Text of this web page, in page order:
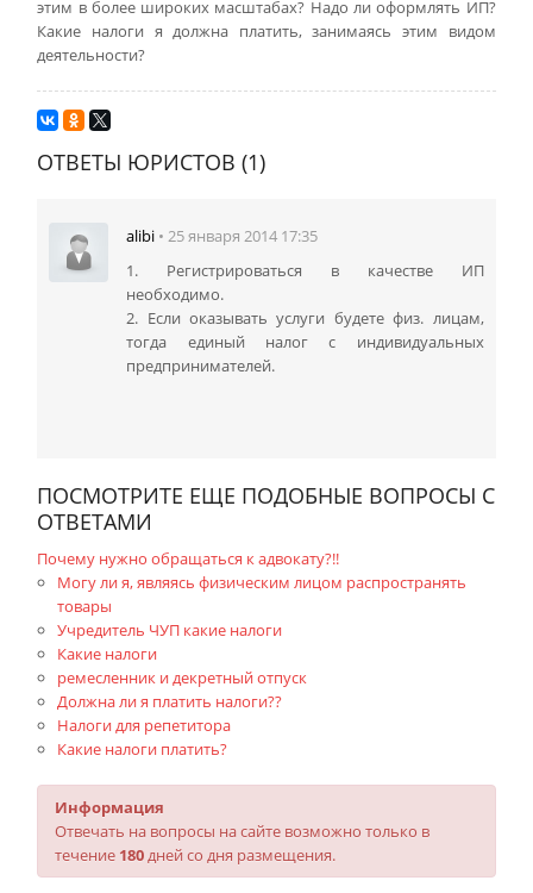
этим в более широких масштабах? Надо ли оформлять ИП?
Какие налоги я должна платить, занимаясь этим видом
деятельности?
ОТВЕТЫ ЮРИСТОВ (1)
alibi • 25 января 2014 17:35
1. Регистрироваться в качестве ИП
необходимо.
2. Если оказывать услуги будете физ. лицам,
тогда единый налог с индивидуальных
предпринимателей.
ПОСМОТРИТЕ ЕЩЕ ПОДОБНЫЕ ВОПРОСЫ С
ОТВЕТАМИ
Почему нужно обращаться к адвокату?!!
Могу ли я, являясь физическим лицом распространять
товары
Учредитель ЧУП какие налоги
Какие налоги
ремесленник и декретный отпуск
Должна ли я платить налоги??
Налоги для репетитора
Какие налоги платить?
Информация
Отвечать на вопросы на сайте возможно только в
течение 180дней со дня размещения.